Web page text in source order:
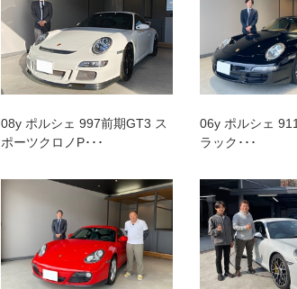
08y ポルシェ 997前期GT3 ス
ポーツクロノP･･･
06y ポルシェ
ラック･･･